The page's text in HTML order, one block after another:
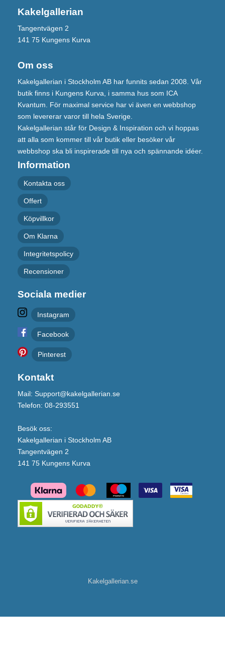
Kakelgallerian
Tangentvägen 2
141 75 Kungens Kurva
Om oss
Kakelgallerian i Stockholm AB har funnits sedan 2008. Vår
butik finns i Kungens Kurva, i samma hus som ICA
Kvantum. För maximal service har vi även en webbshop
som levererar varor till hela Sverige.
Kakelgallerian står för Design & Inspiration och vi hoppas
att alla som kommer till vår butik eller besöker vår
webbshop ska bli inspirerade till nya och spännande idéer.
Information
Kontakta oss
Offert
Köpvillkor
Om Klarna
Integritetspolicy
Recensioner
Sociala medier
Instagram
Facebook
Pinterest
Kontakt
Mail: Support@kakelgallerian.se
Telefon: 08-293551
Besök oss:
Kakelgallerian i Stockholm AB
Tangentvägen 2
141 75 Kungens Kurva
Kakelgallerian.se